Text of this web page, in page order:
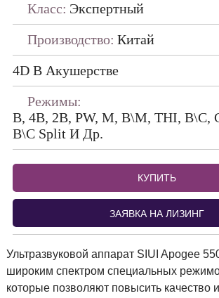
Класс: Экспертный
Производство: Китай
4D В Акушерстве
Режимы:
B, 4B, 2B, PW, M, B\M, THI, B\C,
B\C Split И Др.
КУПИТЬ
ЗАЯВКА НА ЛИЗИНГ
Ультразвуковой аппарат SIUI Apogee
широким спектром специальных
которые позволяют повысить качество